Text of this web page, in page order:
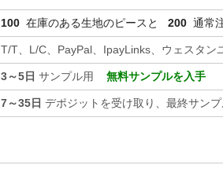
100 在庫のある生地のピースと 200 通常
T/T、L/C、PayPal、IpayLinks、ウェスタン
3～5日 サンプル用 無料サンプルを入手
7～35日 デポジットを受け取り、最終サン